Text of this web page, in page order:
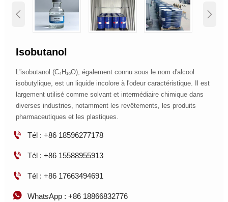
 
Isobutanol
L'isobutanol (C₄H₁₀O), également connu sous le nom d'alcool
isobutylique, est un liquide incolore à l'odeur caractéristique. Il est
largement utilisé comme solvant et intermédiaire chimique dans
diverses industries, notamment les revêtements, les produits
pharmaceutiques et les plastiques.
 Tél : +86 18596277178
 Tél : +86 15588955913
 Tél : +86 17663494691
 WhatsApp : +86 18866832776